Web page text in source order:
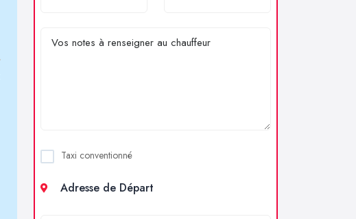
Taxi conventionné
Adresse de Départ